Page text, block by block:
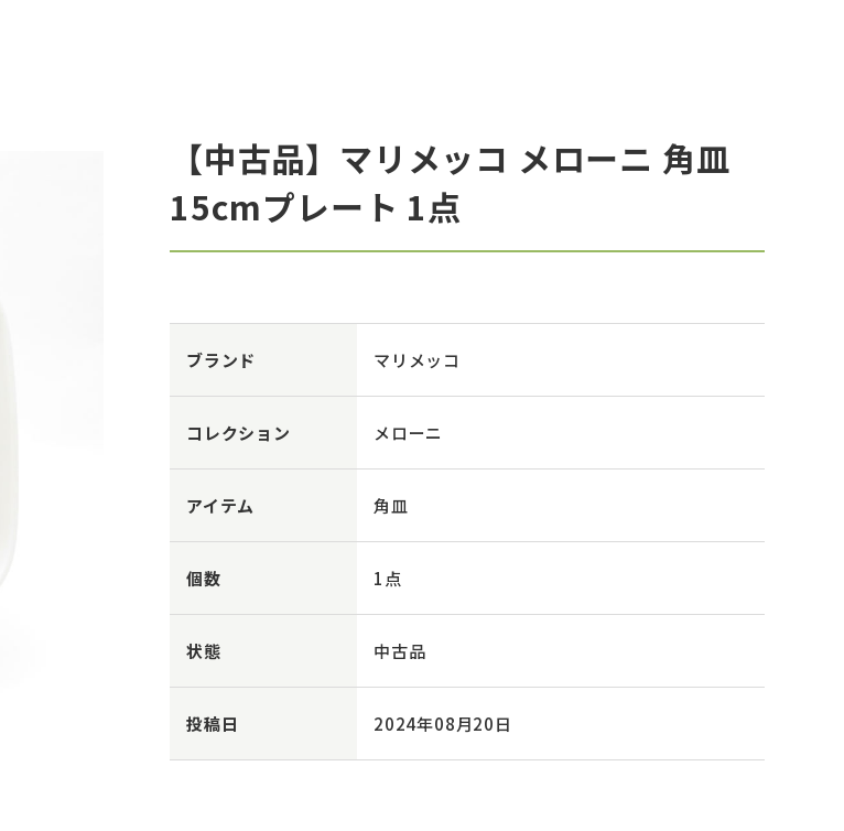
【中古品】マリメッコ メローニ 角皿
15cmプレート 1点
ブランド マリメッコ
コレクション メローニ
アイテム 角皿
個数 1点
状態 中古品
投稿日 2024年08月20日